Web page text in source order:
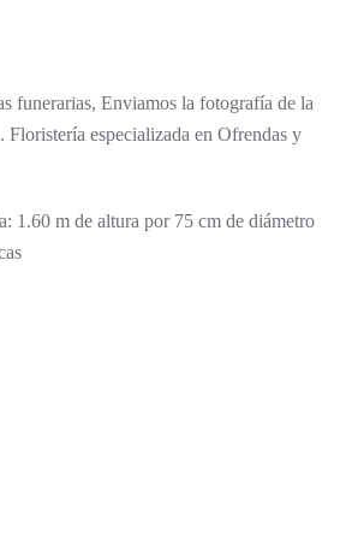
funerarias, Enviamos la fotografía de la
Floristería especializada en Ofrendas y
1.60 m de altura por 75 cm de diámetro